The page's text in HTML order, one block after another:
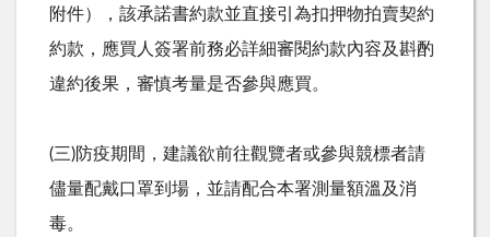
附件），該承諾書約款並直接引為扣押物拍賣契約
約款，應買人簽署前務必詳細審閱約款內容及斟酌
違約後果，審慎考量是否參與應買。
(三)防疫期間，建議欲前往觀覽者或參與競標者請
儘量配戴口罩到場，並請配合本署測量額溫及消
毒。